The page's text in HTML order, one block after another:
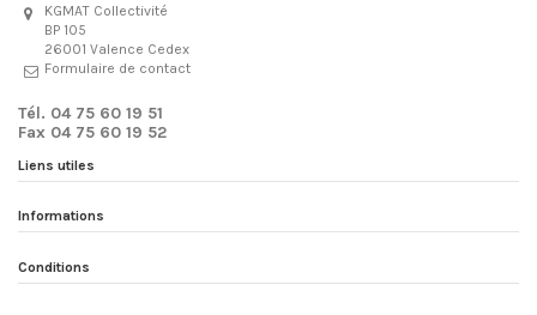
KGMAT Collectivité
BP 105
26001 Valence Cedex
Formulaire de contact
Tél. 04 75 60 19 51
Fax 04 75 60 19 52
Liens utiles
Informations
Conditions